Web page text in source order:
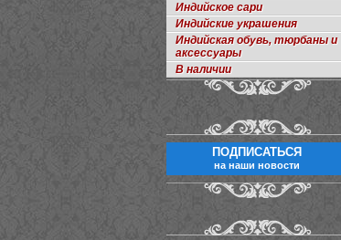
Индийское сари
Индийские украшения
Индийская обувь, тюрбаны и
аксессуары
В наличии
ПОДПИСАТЬСЯ
на наши новости